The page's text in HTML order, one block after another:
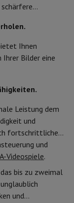
Ihnen
Bilder eine
Leistung dem
und
fortschrittliche
und
Videospiele.
bis zu zweimal
und